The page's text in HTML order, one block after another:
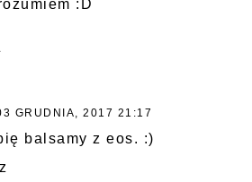
:D
GRUDNIA, 2017 21:17
balsamy z eos. :)